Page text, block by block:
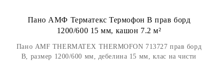
Пано АМФ Терматекс Термофон В прав борд
1200/600 15 мм, кашон 7.2 м²
Пано AMF THERMATEX THERMOFON 713727 прав борд
В, размер 1200/600 мм, дебелина 15 мм, клас на чисти